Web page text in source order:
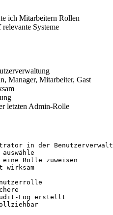
ich Mitarbeitern Rollen
Systeme
Manager, Mitarbeiter, Gast
letzten Admin-Rolle
wirksam